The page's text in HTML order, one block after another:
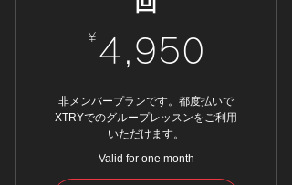
¥ 4,950
非メンバープランです。都度払いで
XTRYでのグループレッスンをご利用
いただけます。
Valid for one month